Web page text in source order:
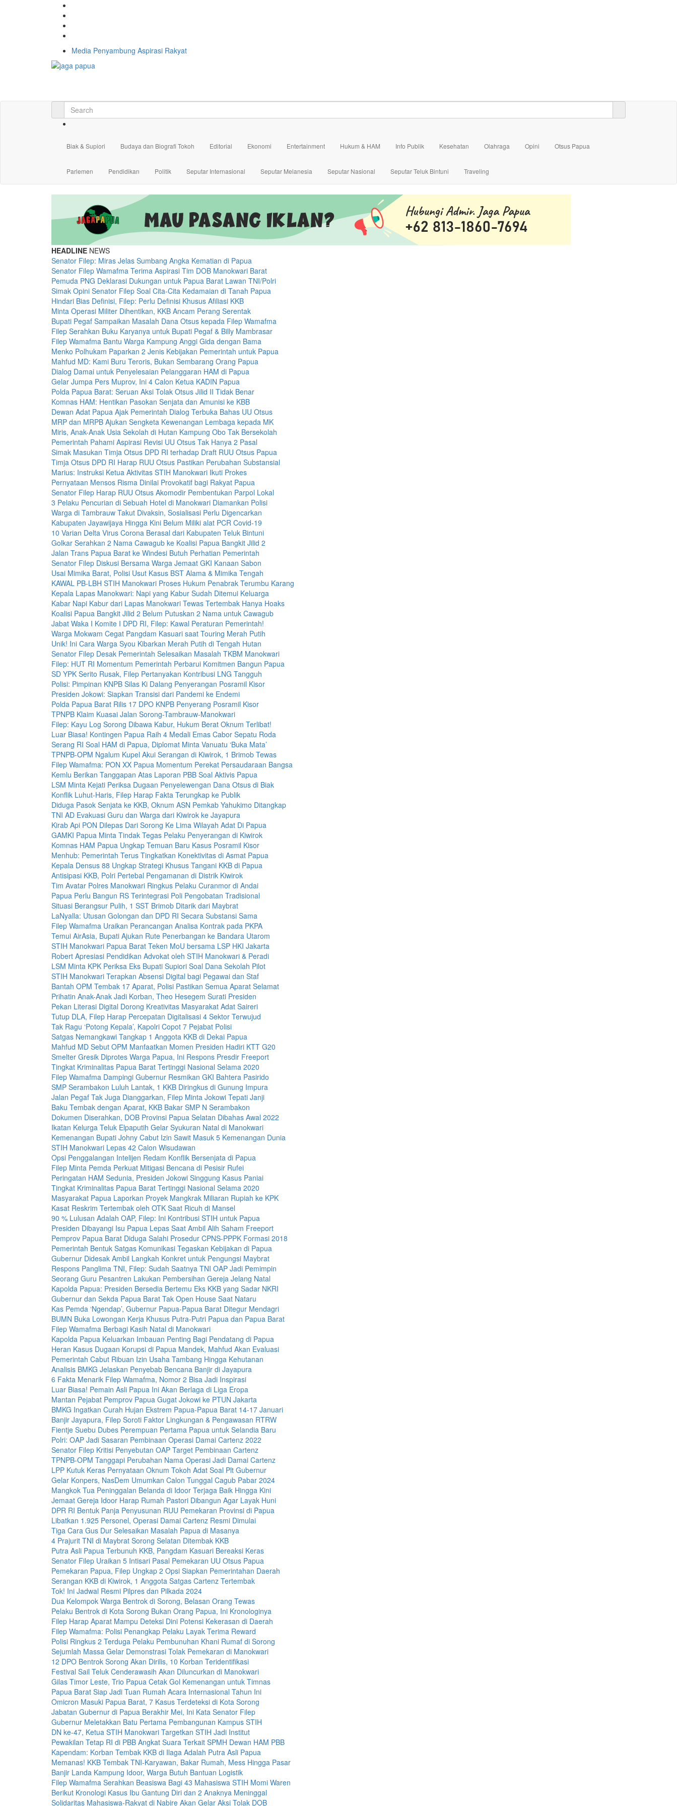
Media Penyambung Aspirasi Rakyat
Biak & Supiori Budaya dan Biografi Tokoh Editorial Ekonomi Entertainment Hukum & HAM Info Publik Kesehatan Olahraga Opini Otsus Papua
Parlemen Pendidikan Politik Seputar Internasional Seputar Melanesia Seputar Nasional Seputar Teluk Bintuni Traveling
HEADLINE NEWS
Senator Filep: Miras Jelas Sumbang Angka Kematian di Papua
Senator Filep Wamafma Terima Aspirasi Tim DOB Manokwari Barat
Pemuda PNG Deklarasi Dukungan untuk Papua Barat Lawan TNI/Polri
Simak Opini Senator Filep Soal Cita-Cita Kedamaian di Tanah Papua
Hindari Bias Definisi, Filep: Perlu Definisi Khusus Afiliasi KKB
Minta Operasi Militer Dihentikan, KKB Ancam Perang Serentak
Bupati Pegaf Sampaikan Masalah Dana Otsus kepada Filep Wamafma
Filep Serahkan Buku Karyanya untuk Bupati Pegaf & Billy Mambrasar
Filep Wamafma Bantu Warga Kampung Anggi Gida dengan Bama
Menko Polhukam Paparkan 2 Jenis Kebijakan Pemerintah untuk Papua
Mahfud MD: Kami Buru Teroris, Bukan Sembarang Orang Papua
Dialog Damai untuk Penyelesaian Pelanggaran HAM di Papua
Gelar Jumpa Pers Muprov, Ini 4 Calon Ketua KADIN Papua
Polda Papua Barat: Seruan Aksi Tolak Otsus Jilid II Tidak Benar
Komnas HAM: Hentikan Pasokan Senjata dan Amunisi ke KBB
Dewan Adat Papua Ajak Pemerintah Dialog Terbuka Bahas UU Otsus
MRP dan MRPB Ajukan Sengketa Kewenangan Lembaga kepada MK
Miris, Anak-Anak Usia Sekolah di Hutan Kampung Obo Tak Bersekolah
Pemerintah Pahami Aspirasi Revisi UU Otsus Tak Hanya 2 Pasal
Simak Masukan Timja Otsus DPD RI terhadap Draft RUU Otsus Papua
Timja Otsus DPD RI Harap RUU Otsus Pastikan Perubahan Substansial
Marius: Instruksi Ketua Aktivitas STIH Manokwari Ikuti Prokes
Pernyataan Mensos Risma Dinilai Provokatif bagi Rakyat Papua
Senator Filep Harap RUU Otsus Akomodir Pembentukan Parpol Lokal
3 Pelaku Pencurian di Sebuah Hotel di Manokwari Diamankan Polisi
Warga di Tambrauw Takut Divaksin, Sosialisasi Perlu Digencarkan
Kabupaten Jayawijaya Hingga Kini Belum Miliki alat PCR Covid-19
10 Varian Delta Virus Corona Berasal dari Kabupaten Teluk Bintuni
Golkar Serahkan 2 Nama Cawagub ke Koalisi Papua Bangkit Jilid 2
Jalan Trans Papua Barat ke Windesi Butuh Perhatian Pemerintah
Senator Filep Diskusi Bersama Warga Jemaat GKI Kanaan Sabon
Usai Mimika Barat, Polisi Usut Kasus BST Alama & Mimika Tengah
KAWAL PB-LBH STIH Manokwari Proses Hukum Penabrak Terumbu Karang
Kepala Lapas Manokwari: Napi yang Kabur Sudah Ditemui Keluarga
Kabar Napi Kabur dari Lapas Manokwari Tewas Tertembak Hanya Hoaks
Koalisi Papua Bangkit Jilid 2 Belum Putuskan 2 Nama untuk Cawagub
Jabat Waka I Komite I DPD RI, Filep: Kawal Peraturan Pemerintah!
Warga Mokwam Cegat Pangdam Kasuari saat Touring Merah Putih
Unik! Ini Cara Warga Syou Kibarkan Merah Putih di Tengah Hutan
Senator Filep Desak Pemerintah Selesaikan Masalah TKBM Manokwari
Filep: HUT RI Momentum Pemerintah Perbarui Komitmen Bangun Papua
SD YPK Serito Rusak, Filep Pertanyakan Kontribusi LNG Tangguh
Polisi: Pimpinan KNPB Silas Ki Dalang Penyerangan Posramil Kisor
Presiden Jokowi: Siapkan Transisi dari Pandemi ke Endemi
Polda Papua Barat Rilis 17 DPO KNPB Penyerang Posramil Kisor
TPNPB Klaim Kuasai Jalan Sorong-Tambrauw-Manokwari
Filep: Kayu Log Sorong Dibawa Kabur, Hukum Berat Oknum Terlibat!
Luar Biasa! Kontingen Papua Raih 4 Medali Emas Cabor Sepatu Roda
Serang RI Soal HAM di Papua, Diplomat Minta Vanuatu ‘Buka Mata’
TPNPB-OPM Ngalum Kupel Akui Serangan di Kiwirok, 1 Brimob Tewas
Filep Wamafma: PON XX Papua Momentum Perekat Persaudaraan Bangsa
Kemlu Berikan Tanggapan Atas Laporan PBB Soal Aktivis Papua
LSM Minta Kejati Periksa Dugaan Penyelewengan Dana Otsus di Biak
Konflik Luhut-Haris, Filep Harap Fakta Terungkap ke Publik
Diduga Pasok Senjata ke KKB, Oknum ASN Pemkab Yahukimo Ditangkap
TNI AD Evakuasi Guru dan Warga dari Kiwirok ke Jayapura
Kirab Api PON Dilepas Dari Sorong Ke Lima Wilayah Adat Di Papua
GAMKI Papua Minta Tindak Tegas Pelaku Penyerangan di Kiwirok
Komnas HAM Papua Ungkap Temuan Baru Kasus Posramil Kisor
Menhub: Pemerintah Terus Tingkatkan Konektivitas di Asmat Papua
Kepala Densus 88 Ungkap Strategi Khusus Tangani KKB di Papua
Antisipasi KKB, Polri Pertebal Pengamanan di Distrik Kiwirok
Tim Avatar Polres Manokwari Ringkus Pelaku Curanmor di Andai
Papua Perlu Bangun RS Terintegrasi Poli Pengobatan Tradisional
Situasi Berangsur Pulih, 1 SST Brimob Ditarik dari Maybrat
LaNyalla: Utusan Golongan dan DPD RI Secara Substansi Sama
Filep Wamafma Uraikan Perancangan Analisa Kontrak pada PKPA
Temui AirAsia, Bupati Ajukan Rute Penerbangan ke Bandara Utarom
STIH Manokwari Papua Barat Teken MoU bersama LSP HKI Jakarta
Robert Apresiasi Pendidikan Advokat oleh STIH Manokwari & Peradi
LSM Minta KPK Periksa Eks Bupati Supiori Soal Dana Sekolah Pilot
STIH Manokwari Terapkan Absensi Digital bagi Pegawai dan Staf
Bantah OPM Tembak 17 Aparat, Polisi Pastikan Semua Aparat Selamat
Prihatin Anak-Anak Jadi Korban, Theo Hesegem Surati Presiden
Pekan Literasi Digital Dorong Kreativitas Masyarakat Adat Saireri
Tutup DLA, Filep Harap Percepatan Digitalisasi 4 Sektor Terwujud
Tak Ragu ‘Potong Kepala’, Kapolri Copot 7 Pejabat Polisi
Satgas Nemangkawi Tangkap 1 Anggota KKB di Dekai Papua
Mahfud MD Sebut OPM Manfaatkan Momen Presiden Hadiri KTT G20
Smelter Gresik Diprotes Warga Papua, Ini Respons Presdir Freeport
Tingkat Kriminalitas Papua Barat Tertinggi Nasional Selama 2020
Filep Wamafma Dampingi Gubernur Resmikan GKI Bahtera Pasirido
SMP Serambakon Luluh Lantak, 1 KKB Diringkus di Gunung Impura
Jalan Pegaf Tak Juga Dianggarkan, Filep Minta Jokowi Tepati Janji
Baku Tembak dengan Aparat, KKB Bakar SMP N Serambakon
Dokumen Diserahkan, DOB Provinsi Papua Selatan Dibahas Awal 2022
Ikatan Kelurga Teluk Elpaputih Gelar Syukuran Natal di Manokwari
Kemenangan Bupati Johny Cabut Izin Sawit Masuk 5 Kemenangan Dunia
STIH Manokwari Lepas 42 Calon Wisudawan
Opsi Penggalangan Intelijen Redam Konflik Bersenjata di Papua
Filep Minta Pemda Perkuat Mitigasi Bencana di Pesisir Rufei
Peringatan HAM Sedunia, Presiden Jokowi Singgung Kasus Paniai
Tingkat Kriminalitas Papua Barat Tertinggi Nasional Selama 2020
Masyarakat Papua Laporkan Proyek Mangkrak Miliaran Rupiah ke KPK
Kasat Reskrim Tertembak oleh OTK Saat Ricuh di Mansel
90 % Lulusan Adalah OAP, Filep: Ini Kontribusi STIH untuk Papua
Presiden Dibayangi Isu Papua Lepas Saat Ambil Alih Saham Freeport
Pemprov Papua Barat Diduga Salahi Prosedur CPNS-PPPK Formasi 2018
Pemerintah Bentuk Satgas Komunikasi Tegaskan Kebijakan di Papua
Gubernur Didesak Ambil Langkah Konkret untuk Pengungsi Maybrat
Respons Panglima TNI, Filep: Sudah Saatnya TNI OAP Jadi Pemimpin
Seorang Guru Pesantren Lakukan Pembersihan Gereja Jelang Natal
Kapolda Papua: Presiden Bersedia Bertemu Eks KKB yang Sadar NKRI
Gubernur dan Sekda Papua Barat Tak Open House Saat Nataru
Kas Pemda ‘Ngendap’, Gubernur Papua-Papua Barat Ditegur Mendagri
BUMN Buka Lowongan Kerja Khusus Putra-Putri Papua dan Papua Barat
Filep Wamafma Berbagi Kasih Natal di Manokwari
Kapolda Papua Keluarkan Imbauan Penting Bagi Pendatang di Papua
Heran Kasus Dugaan Korupsi di Papua Mandek, Mahfud Akan Evaluasi
Pemerintah Cabut Ribuan Izin Usaha Tambang Hingga Kehutanan
Analisis BMKG Jelaskan Penyebab Bencana Banjir di Jayapura
6 Fakta Menarik Filep Wamafma, Nomor 2 Bisa Jadi Inspirasi
Luar Biasa! Pemain Asli Papua Ini Akan Berlaga di Liga Eropa
Mantan Pejabat Pemprov Papua Gugat Jokowi ke PTUN Jakarta
BMKG Ingatkan Curah Hujan Ekstrem Papua-Papua Barat 14-17 Januari
Banjir Jayapura, Filep Soroti Faktor Lingkungan & Pengawasan RTRW
Fientje Suebu Dubes Perempuan Pertama Papua untuk Selandia Baru
Polri: OAP Jadi Sasaran Pembinaan Operasi Damai Cartenz 2022
Senator Filep Kritisi Penyebutan OAP Target Pembinaan Cartenz
TPNPB-OPM Tanggapi Perubahan Nama Operasi Jadi Damai Cartenz
LPP Kutuk Keras Pernyataan Oknum Tokoh Adat Soal Plt Gubernur
Gelar Konpers, NasDem Umumkan Calon Tunggal Cagub Pabar 2024
Mangkok Tua Peninggalan Belanda di Idoor Terjaga Baik Hingga Kini
Jemaat Gereja Idoor Harap Rumah Pastori Dibangun Agar Layak Huni
DPR RI Bentuk Panja Penyusunan RUU Pemekaran Provinsi di Papua
Libatkan 1.925 Personel, Operasi Damai Cartenz Resmi Dimulai
Tiga Cara Gus Dur Selesaikan Masalah Papua di Masanya
4 Prajurit TNI di Maybrat Sorong Selatan Ditembak KKB
Putra Asli Papua Terbunuh KKB, Pangdam Kasuari Bereaksi Keras
Senator Filep Uraikan 5 Intisari Pasal Pemekaran UU Otsus Papua
Pemekaran Papua, Filep Ungkap 2 Opsi Siapkan Pemerintahan Daerah
Serangan KKB di Kiwirok, 1 Anggota Satgas Cartenz Tertembak
Tok! Ini Jadwal Resmi Pilpres dan Pilkada 2024
Dua Kelompok Warga Bentrok di Sorong, Belasan Orang Tewas
Pelaku Bentrok di Kota Sorong Bukan Orang Papua, Ini Kronologinya
Filep Harap Aparat Mampu Deteksi Dini Potensi Kekerasan di Daerah
Filep Wamafma: Polisi Penangkap Pelaku Layak Terima Reward
Polisi Ringkus 2 Terduga Pelaku Pembunuhan Khani Rumaf di Sorong
Sejumlah Massa Gelar Demonstrasi Tolak Pemekaran di Manokwari
12 DPO Bentrok Sorong Akan Dirilis, 10 Korban Teridentifikasi
Festival Sail Teluk Cenderawasih Akan Diluncurkan di Manokwari
Gilas Timor Leste, Trio Papua Cetak Gol Kemenangan untuk Timnas
Papua Barat Siap Jadi Tuan Rumah Acara Internasional Tahun Ini
Omicron Masuki Papua Barat, 7 Kasus Terdeteksi di Kota Sorong
Jabatan Gubernur di Papua Berakhir Mei, Ini Kata Senator Filep
Gubernur Meletakkan Batu Pertama Pembangunan Kampus STIH
DN ke-47, Ketua STIH Manokwari Targetkan STIH Jadi Institut
Pewakilan Tetap RI di PBB Angkat Suara Terkait SPMH Dewan HAM PBB
Kapendam: Korban Tembak KKB di Ilaga Adalah Putra Asli Papua
Memanas! KKB Tembak TNI-Karyawan, Bakar Rumah, Mess Hingga Pasar
Banjir Landa Kampung Idoor, Warga Butuh Bantuan Logistik
Filep Wamafma Serahkan Beasiswa Bagi 43 Mahasiswa STIH Momi Waren
Berikut Kronologi Kasus Ibu Gantung Diri dan 2 Anaknya Meninggal
Solidaritas Mahasiswa-Rakyat di Nabire Akan Gelar Aksi Tolak DOB